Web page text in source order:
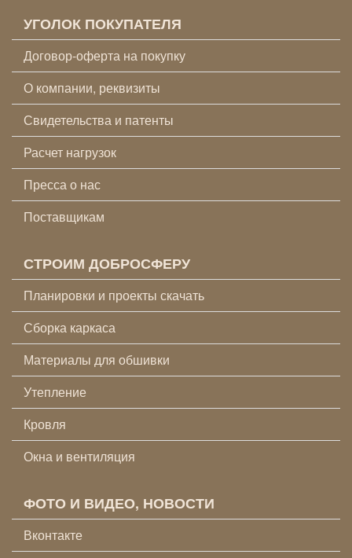
УГОЛОК ПОКУПАТЕЛЯ
Договор-оферта на покупку
О компании, реквизиты
Свидетельства и патенты
Расчет нагрузок
Пресса о нас
Поставщикам
СТРОИМ ДОБРОСФЕРУ
Планировки и проекты скачать
Сборка каркаса
Материалы для обшивки
Утепление
Кровля
Окна и вентиляция
ФОТО И ВИДЕО, НОВОСТИ
Вконтакте